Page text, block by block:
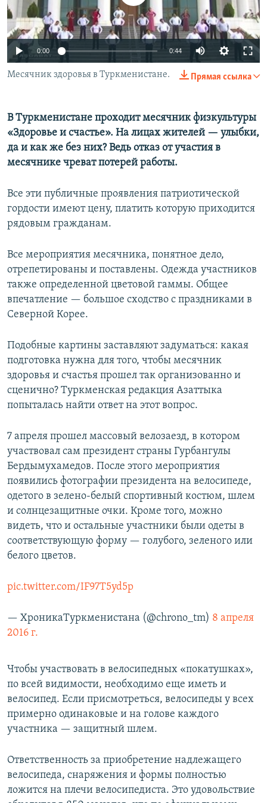
0:00 0:44
Прямая ссылка
Месячник здоровья в Туркменистане.
В Туркменистане проходит месячник физкультуры
«Здоровье и счастье». На лицах жителей — улыбки,
да и как же без них? Ведь отказ от участия в
месячнике чреват потерей работы.
Все эти публичные проявления патриотической
гордости имеют цену, платить которую приходится
рядовым гражданам.
Все мероприятия месячника, понятное дело,
отрепетированы и поставлены. Одежда участников
также определенной цветовой гаммы. Общее
впечатление — большое сходство с праздниками в
Северной Корее.
Подобные картины заставляют задуматься: какая
подготовка нужна для того, чтобы месячник
здоровья и счастья прошел так организованно и
сценично? Туркменская редакция Азаттыка
попыталась найти ответ на этот вопрос.
7 апреля прошел массовый велозаезд, в котором
участвовал сам президент страны Гурбангулы
Бердымухамедов. После этого мероприятия
появились фотографии президента на велосипеде,
одетого в зелено-белый спортивный костюм, шлем
и солнцезащитные очки. Кроме того, можно
видеть, что и остальные участники были одеты в
соответствующую форму — голубого, зеленого или
белого цветов.
pic.twitter.com/IF97T5yd5p
— ХроникаТуркменистана (@chrono_tm) 8 апреля
2016 г.
Чтобы участвовать в велосипедных «покатушках»,
по всей видимости, необходимо еще иметь и
велосипед. Если присмотреться, велосипеды у всех
примерно одинаковые и на голове каждого
участника — защитный шлем.
Ответственность за приобретение надлежащего
велосипеда, снаряжения и формы полностью
ложится на плечи велосипедиста. Это удовольствие